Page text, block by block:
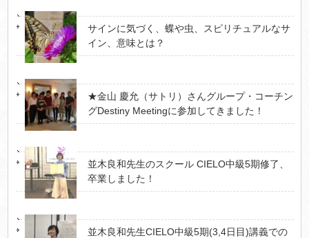
サインに気づく、蝶や虫、スピリチュアルなサ
イン、意味とは？
★金山 慶允（サトリ）さんグループ・コーチン
グDestiny Meetingに参加してきました！
並木良和先生のスクール CIELO中級5期修了、
卒業しました！
並木良和先生CIELO中級5期(3,4日目)講義での